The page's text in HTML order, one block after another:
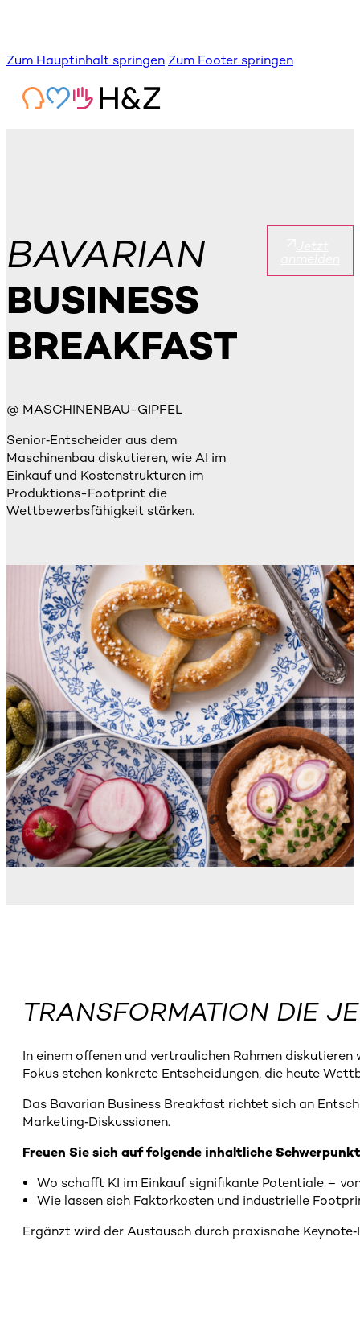
Zum Hauptinhalt springen Zum Footer springen
BAVARIAN
BUSINESS
BREAKFAST
@ MASCHINENBAU-GIPFEL
Senior‑Entscheider aus dem
Maschinenbau diskutieren, wie AI im
Einkauf und Kostenstrukturen im
Produktions-Footprint die
Wettbewerbsfähigkeit stärken.
TRANSFORMATION DIE
In einem offenen und vertraulichen Rahmen
Fokus stehen konkrete Entscheidungen, die heute
Das Bavarian Business Breakfast richtet sich an
Marketing‑Diskussionen.
Freuen Sie sich auf folgende inhaltliche
Wo schafft KI im Einkauf signifikante Potentiale –
Wie lassen sich Faktorkosten und industrielle
Ergänzt wird der Austausch durch praxisnahe